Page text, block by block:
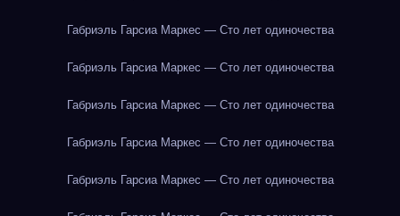
Габриэль Гарсиа Маркес — Сто лет одиночества
Габриэль Гарсиа Маркес — Сто лет одиночества
Габриэль Гарсиа Маркес — Сто лет одиночества
Габриэль Гарсиа Маркес — Сто лет одиночества
Габриэль Гарсиа Маркес — Сто лет одиночества